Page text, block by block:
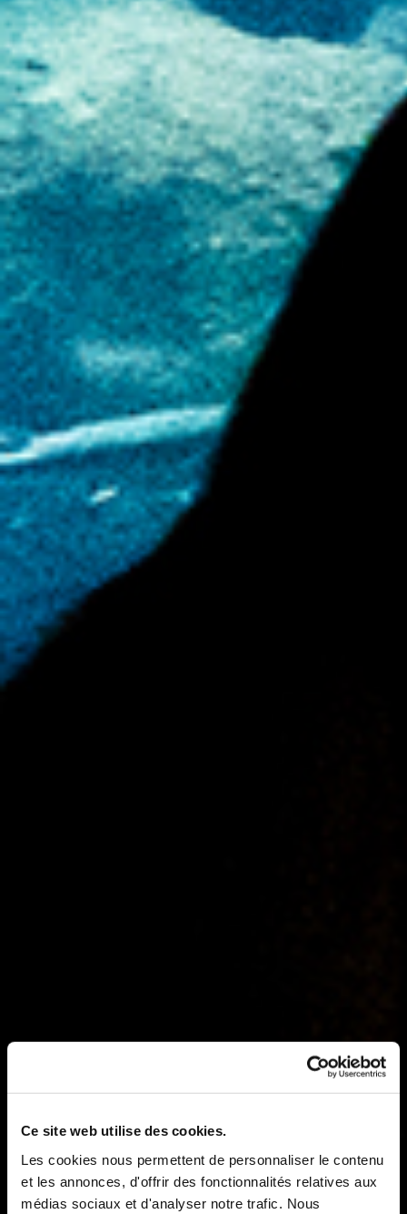
Ce site web utilise des cookies.
Les cookies nous permettent de personnaliser le contenu
et les annonces, d'offrir des fonctionnalités relatives aux
médias sociaux et d'analyser notre trafic. Nous